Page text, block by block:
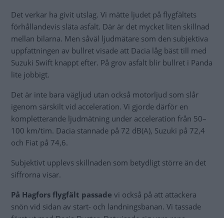
Det verkar ha givit utslag. Vi mätte ljudet på flygfältets
förhållandevis släta asfalt. Där är det mycket liten skillnad
mellan bilarna. Men såväl ljudmätare som den subjektiva
uppfattningen av bullret visade att Dacia låg bäst till med
Suzuki Swift knappt efter. På grov asfalt blir bullret i Panda
lite jobbigt.
Det är inte bara vägljud utan också motorljud som slår
igenom särskilt vid acceleration. Vi gjorde därför en
kompletterande ljudmätning under acceleration från 50–
100 km/tim. Dacia stannade på 72 dB(A), Suzuki på 72,4
och Fiat på 74,6.
Subjektivt upplevs skillnaden som betydligt större än det
siffrorna visar.
På Hagfors flygfält passade vi också på att attackera
snön vid sidan av start- och landningsbanan. Vi tassade